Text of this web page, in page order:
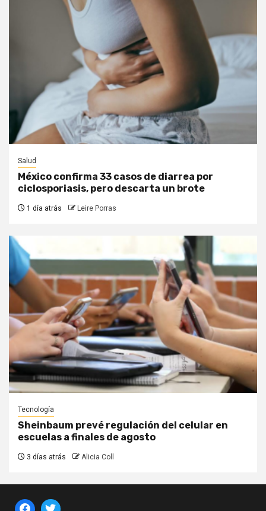
Salud
México confirma 33 casos de diarrea por
ciclosporiasis, pero descarta un brote
1 día atrás Leire Porras
Tecnología
Sheinbaum prevé regulación del celular en
escuelas a finales de agosto
3 días atrás Alicia Coll